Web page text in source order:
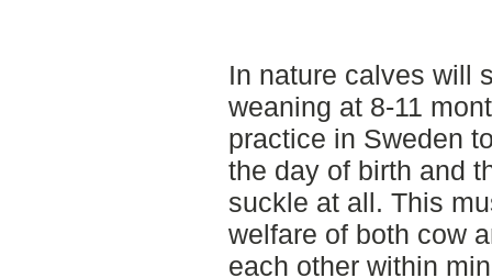
In nature calves will
weaning at 8-11
practice in Sweden
the day of birth and
suckle at all. This
welfare of both cow
each other within